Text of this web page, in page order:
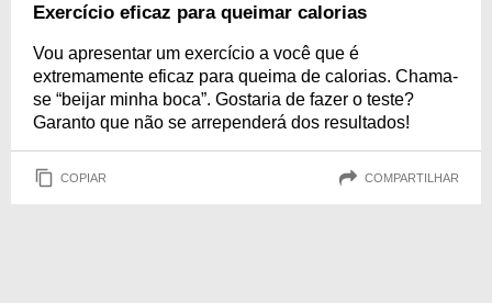
Exercício eficaz para queimar calorias
Vou apresentar um exercício a você que é
extremamente eficaz para queima de calorias. Chama-
se “beijar minha boca”. Gostaria de fazer o teste?
Garanto que não se arrependerá dos resultados!
COPIAR COMPARTILHAR